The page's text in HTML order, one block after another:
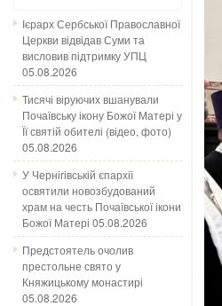
Ієрарх Сербської Православної
Церкви відвідав Суми та
висловив підтримку УПЦ
05.08.2026
Тисячі віруючих вшанували
Почаївську ікону Божої Матері у
Її святій обителі (відео, фото)
05.08.2026
У Чернігівській єпархії
освятили новозбудований
храм на честь Почаївської ікони
Божої Матері 05.08.2026
Предстоятель очолив
престольне свято у
Княжицькому монастирі
05.08.2026